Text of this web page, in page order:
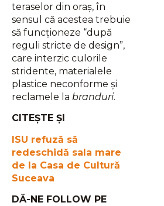
teraselor din oraș, în
sensul că acestea trebuie
să funcționeze “după
reguli stricte de design”,
care interzic culorile
stridente, materialele
plastice neconforme și
reclamele la branduri.
CITEȘTE ȘI
ISU refuză să
redeschidă sala mare
de la Casa de Cultură
Suceava
DĂ-NE FOLLOW PE